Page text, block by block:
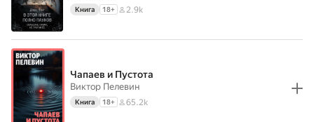
Книга 18+ 2.9k
Чапаев и Пустота
Виктор Пелевин
Книга 18+ 65.2k